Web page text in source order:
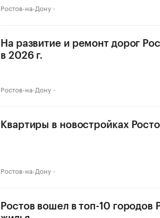
Ростов-на-Дону
На развитие и ремонт дорог
в 2026 г.
Ростов-на-Дону
Квартиры в новостройках
Ростов-на-Дону
Ростов вошел в топ-10